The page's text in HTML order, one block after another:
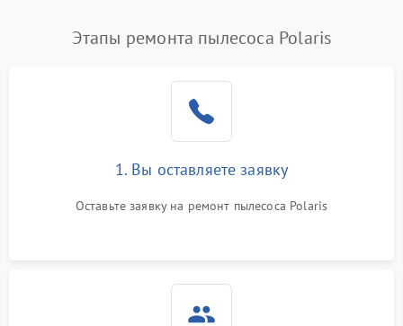
Поломка контейнера для
1500 ₽ Подробнее →
Этапы ремонта пылесоса Polaris
1. Вы оставляете заявку
Оставьте заявку на ремонт пылесоса Polaris